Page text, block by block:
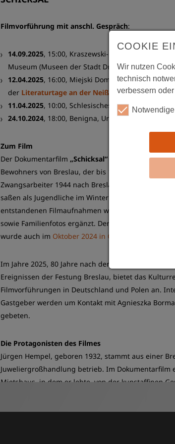
Filmvorführung mit anschl. Gespräch:
14.09.2025, 15:00, Kraszewski-Museum in
Museum (Museen der Stadt Dresden);INFO
12.04.2025, 16:00, Miejski Dom Kultury in
der Literaturtage an der Neiße
11.04.2025, 10:00, Schlesisches Museum zu
24.10.2024, 18:00, Benigna, Untermarkt 2 in
Zum Film
Der Dokumentarfilm „Schicksal“ Joanna
Bewohners von Breslau, der bis 1947 in der Stadt
Zwangsarbeiter 1944 nach Breslau gebracht
saßen als Jugendliche im Winter und Frühjahr 1945
entstandenen Filmaufnahmen werden durch
sowie Familienfotos ergänzt. Der Film feierte seine
wurde auch im Oktober 2024 in Görlitz präsentiert
Im Jahre 2025, 80 Jahre nach dem Ende des
Ereignissen der Festung Breslau, bietet das
Filmvorführungen in Deutschland und Polen an.
Gastgeber werden um Kontakt mit Agnieszka
gebeten.
Die Protagonisten des Filmes
Jürgen Hempel, geboren 1932, stammt aus einer
Juweliergroßhandlung betrieb. Im
Mietshaus, in dem er lebte, von der kunstaffinen
COOKIE
Wir nutzen
technisch
verbessern